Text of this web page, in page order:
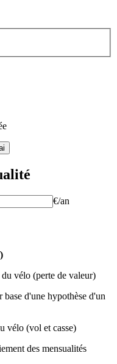
€/an
vélo (perte de valeur)
d'une hypothèse d'un
vélo (vol et casse)
des mensualités